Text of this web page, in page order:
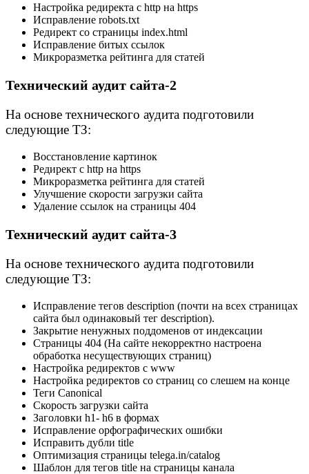
Настройка редиректа с http на https
Исправление robots.txt
Редирект со страницы index.html
Исправление битых ссылок
Микроразметка рейтинга для статей
Технический аудит сайта-2
На основе технического аудита подготовили
следующие ТЗ:
Восстановление картинок
Редирект с http на https
Микроразметка рейтинга для статей
Улучшение скорости загрузки сайта
Удаление ссылок на страницы 404
Технический аудит сайта-3
На основе технического аудита подготовили
следующие ТЗ:
Исправление тегов description (почти на всех страницах
сайта был одинаковый тег description).
Закрытие ненужных поддоменов от индексации
Страницы 404 (На сайте некорректно настроена
обработка несуществующих страниц)
Настройка редиректов с www
Настройка редиректов со страниц со слешем на конце
Теги Canonical
Скорость загрузки сайта
Заголовки h1- h6 в формах
Исправление орфографических ошибки
Исправить дубли title
Оптимизация страницы telega.in/catalog
Шаблон для тегов title на страницы канала